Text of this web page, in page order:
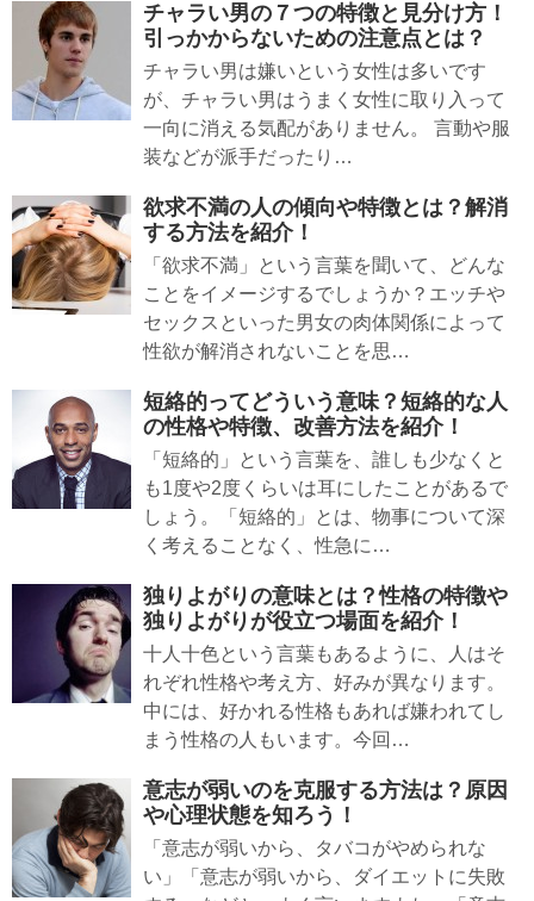
チャラい男の７つの特徴と見分け方！
引っかからないための注意点とは？
チャラい男は嫌いという女性は多いです
が、チャラい男はうまく女性に取り入って
一向に消える気配がありません。 言動や服
装などが派手だったり…
欲求不満の人の傾向や特徴とは？解消
する方法を紹介！
「欲求不満」という言葉を聞いて、どんな
ことをイメージするでしょうか？エッチや
セックスといった男女の肉体関係によって
性欲が解消されないことを思…
短絡的ってどういう意味？短絡的な人
の性格や特徴、改善方法を紹介！
「短絡的」という言葉を、誰しも少なくと
も1度や2度くらいは耳にしたことがあるで
しょう。「短絡的」とは、物事について深
く考えることなく、性急に…
独りよがりの意味とは？性格の特徴や
独りよがりが役立つ場面を紹介！
十人十色という言葉もあるように、人はそ
れぞれ性格や考え方、好みが異なります。
中には、好かれる性格もあれば嫌われてし
まう性格の人もいます。今回…
意志が弱いのを克服する方法は？原因
や心理状態を知ろう！
「意志が弱いから、タバコがやめられな
い」「意志が弱いから、ダイエットに失敗